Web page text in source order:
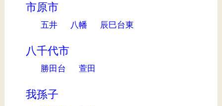
市原市
五井 八幡 辰巳台東
八千代市
勝田台 萱田
我孫子